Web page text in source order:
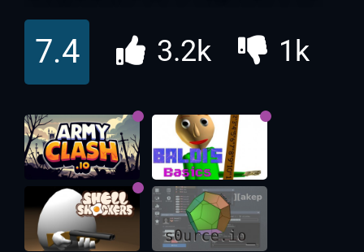
7.4 3.2k 1k